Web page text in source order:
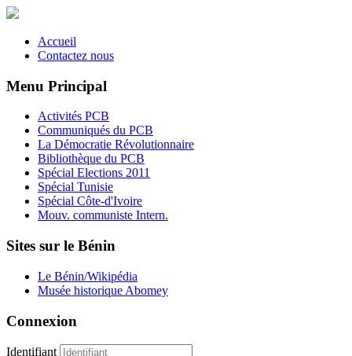
Accueil
Contactez nous
Menu Principal
Activités PCB
Communiqués du PCB
La Démocratie Révolutionnaire
Bibliothèque du PCB
Spécial Elections 2011
Spécial Tunisie
Spécial Côte-d'Ivoire
Mouv. communiste Intern.
Sites sur le Bénin
Le Bénin/Wikipédia
Musée historique Abomey
Connexion
Identifiant